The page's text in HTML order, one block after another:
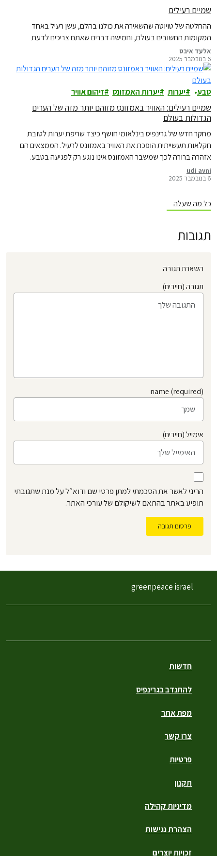
שמיים רעילים
ההחלטה של טויוטה שהשאירה את כולנו בהלם, עשן רעיל באחד
המקומות החשובים בעולם, וחמישה דברים שאתם צריכים לדעת
אלעד איבס
6 בנובמבר 2025
טבע יערות יערות האמזונס זיהום אוויר
שמיים רעילים: האוויר באמזונס מזוהם יותר מזה של הערים
הגדולות בעולם
מחקר חדש של גרינפיס בינלאומי חושף כיצד שריפת יערות לטובת
חקלאות תעשייתית הופכת את האוויר באמזונס לרעיל. הממצאים הם
אזהרה ברורה לכך שמשבר האמזונס אינו נוגע רק לפגיעה בטבע.
udi avni
6 בנובמבר 2025
כל מה שעלה
תגובות
השארת תגובה
תגובה (חייבים)
name (required)
אימייל (חייבים)
הריני לאשר את הסכמתי למתן פרטי שם ודוא״ל על מנת שתגובתי
תופיע באתר בהתאם לשיקולם של עורכי האתר.
פרסום תגובה
חדשות
להתנדב בגרינפיס
מפת אתר
צרו קשר
פרטיות
תקנון
מדיניות קהילה
הצהרת נגישות
זכויות יוצרים